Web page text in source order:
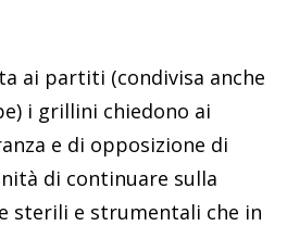
ai partiti (condivisa anche
i grillini chiedono ai
e di opposizione di
di continuare sulla
sterili e strumentali che in